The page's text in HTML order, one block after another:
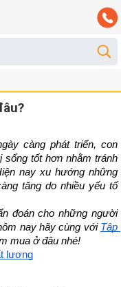
càng phát triển, con
tốt hơn nhằm tránh
nay xu hướng những
tăng do nhiều yếu tố
đoán cho những người
nay hãy cùng với Tập
mua ở đâu nhé!
lượng